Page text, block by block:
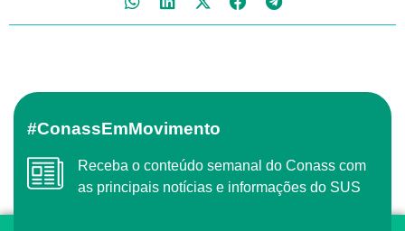
#ConassEmMovimento
Receba o conteúdo semanal do Conass com
as principais notícias e informações do SUS